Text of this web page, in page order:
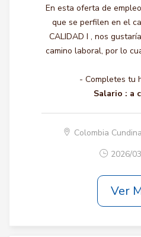
En esta oferta de
que se perfilen en el
CALIDAD I , nos
camino laboral, por lo
- Completes tu
Salario : a
Colombia
2026/
Ver